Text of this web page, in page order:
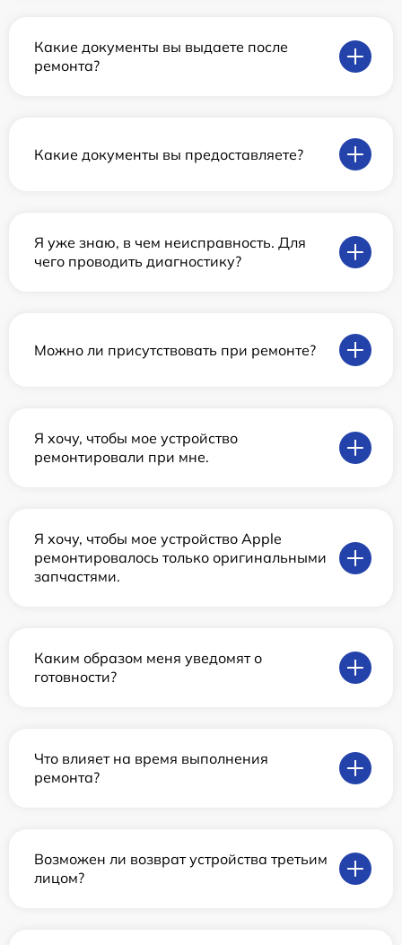
Какие документы вы выдаете после
ремонта?
Какие документы вы предоставляете?
Я уже знаю, в чем неисправность. Для
чего проводить диагностику?
Можно ли присутствовать при ремонте?
Я хочу, чтобы мое устройство
ремонтировали при мне.
Я хочу, чтобы мое устройство Apple
ремонтировалось только оригинальными
запчастями.
Каким образом меня уведомят о
готовности?
Что влияет на время выполнения
ремонта?
Возможен ли возврат устройства третьим
лицом?